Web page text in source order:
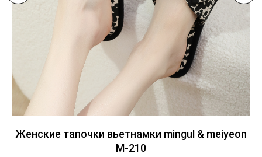
Женские тапочки вьетнамки mingul & meiyeon
M-210